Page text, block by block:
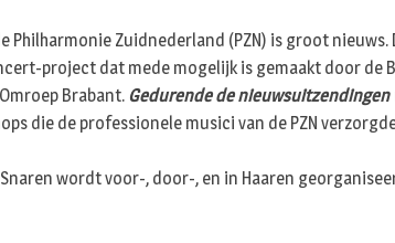
Philharmonie Zuidnederland (PZN) is groot
project dat mede mogelijk is gemaakt door de
Brabant. Gedurende de nieuwsuitzendingen
die de professionele musici van de PZN
wordt voor-, door-, en in Haaren